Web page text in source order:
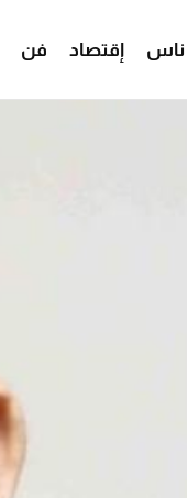
ناس إقتصاد فن